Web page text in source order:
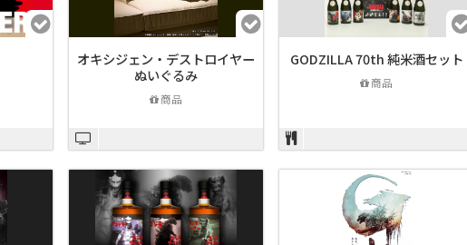
オキシジェン・デストロイヤー
ぬいぐるみ
商品
GODZILLA 70th 純米酒セット
商品